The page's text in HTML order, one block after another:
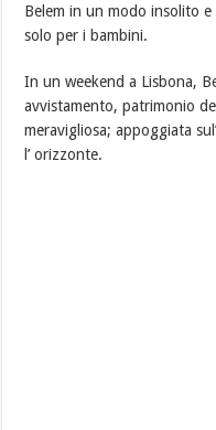
Belem in un modo insolito
solo per i bambini.
In un weekend a Lisbona,
avvistamento, patrimonio
meravigliosa; appoggiata
l’ orizzonte.